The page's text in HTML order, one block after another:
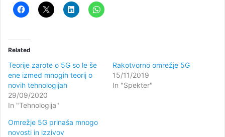
Related
Teorije zarote o 5G so le še
ene izmed mnogih teorij o
novih tehnologijah
29/09/2020
In "Tehnologija"
Rakotvorno omrežje 5G
15/11/2019
In "Spekter"
Omrežje 5G prinaša mnogo
novosti in izzivov